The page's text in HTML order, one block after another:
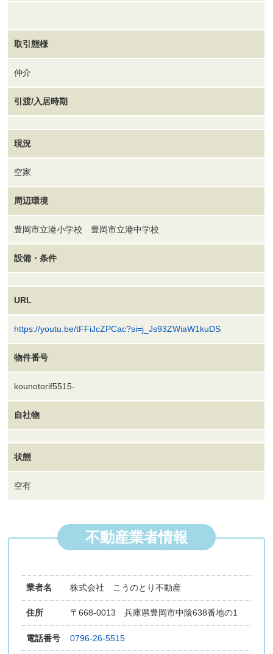
取引態様
仲介
引渡/入居時期
現況
空家
周辺環境
豊岡市立港小学校 豊岡市立港中学校
設備・条件
URL
https://youtu.be/tFFiJcZPCac?si=j_Js93ZWiaW1kuDS
物件番号
kounotorif5515-
自社物
状態
空有
不動産業者情報
業者名 株式会社 こうのとり不動産
住所 〒668-0013 兵庫県豊岡市中陰638番地の1
電話番号 0796-26-5515